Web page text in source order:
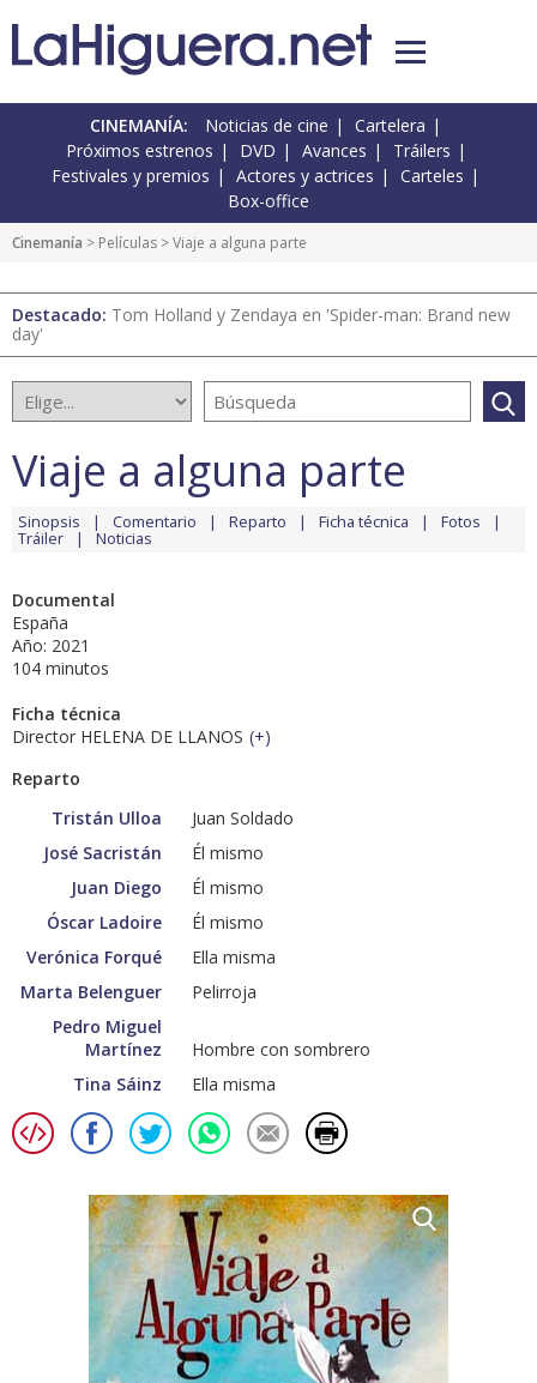
CINEMANÍA: Noticias de cine
Cartelera
Próximos estrenos
DVD Avances
Tráilers
Festivales y premios
Actores y actrices
Carteles
Box-office
Cinemanía > Películas > Viaje a alguna parte
Destacado: Tom Holland y Zendaya en 'Spider-man: Brand new
day'
Viaje a alguna parte
Sinopsis Comentario Reparto Ficha técnica Fotos
Tráiler Noticias
Documental
España
Año: 2021
104 minutos
Ficha técnica
Director HELENA DE LLANOS (+)
Reparto
Tristán Ulloa
Juan Soldado
José Sacristán
Él mismo
Juan Diego
Él mismo
Óscar Ladoire
Él mismo
Verónica Forqué
Ella misma
Marta Belenguer
Pelirroja
Pedro Miguel
Martínez
Hombre con sombrero
Tina Sáinz
Ella misma